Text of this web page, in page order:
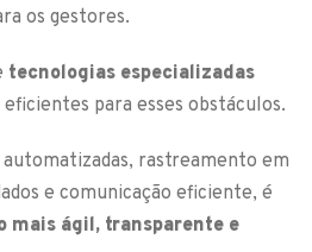
os gestores.
tecnologias especializadas
para esses obstáculos.
rastreamento em
e comunicação eficiente, é
mais ágil, transparente e